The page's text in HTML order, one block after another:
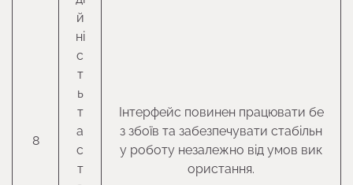
8
й
ні
с
т
ь
т
а
с
т
Інтерфейс повинен працювати бе
з збоїв та забезпечувати стабільн
у роботу незалежно від умов вик
ористання.